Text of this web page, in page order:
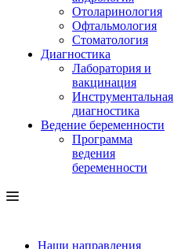
Отоларинология
Офтальмология
Стоматология
Диагностика
Лаборатория и
вакцинация
Инструментальная
диагностика
Ведение беременности
Программа
ведения
беременности
Наши направления